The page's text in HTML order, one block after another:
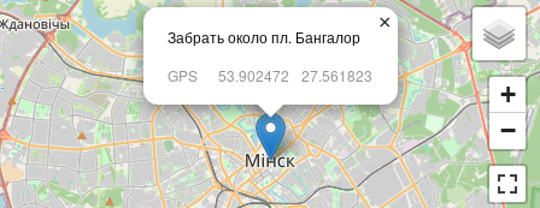
Забрать около пл. Бангалор
GPS
53.902472 27.561823
×
+
−